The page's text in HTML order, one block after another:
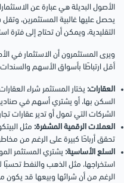
الأصول البديلة هي عبارة عن
يحصل عليها غالبية المستثمرين،
التقليدية، ويمكن أن تحتاج إلى
ويرى المستثمرون أن الاستثمار في
أقل ارتباطًا بأسواق الأسهم
العقارات: يختار المستثمر شراء
السكن بها، أو يشتري أسهم في
الشركات التي تمول أو تدير عقارات
العملات الرقمية المشفرة: مثل
تحقق أرباحًا كبيرة على الرغم من
السلع الأساسية: يشتري المستثمر
استخراجها، مثل الذهب والنفط
الرغم من أن شرائها وبيعها قد يكون